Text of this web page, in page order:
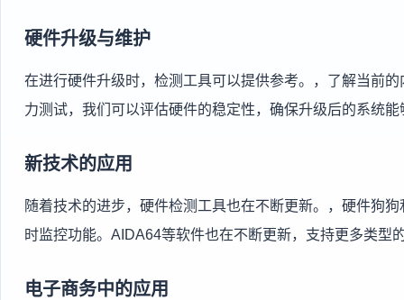
硬件升级与维护
在进行硬件升级时，检测工具可以提供参考。，了解当前
力测试，我们可以评估硬件的稳定性，确保升级后的系统能
新技术的应用
随着技术的进步，硬件检测工具也在不断更新。，硬件狗
时监控功能。AIDA64等软件也在不断更新，支持更多类型
电子商务中的应用